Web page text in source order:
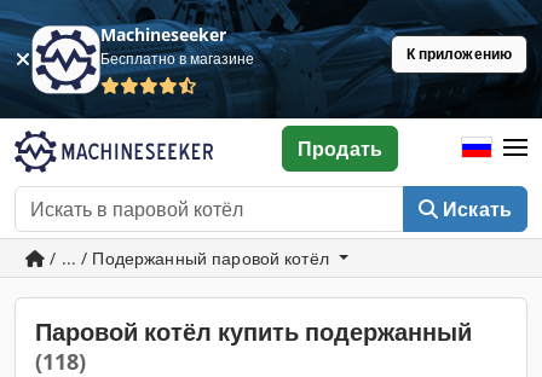
Machineseeker
Бесплатно в магазине К приложению
Искать
Продать
/ ... / Подержанный паровой котёл
Паровой котёл купить подержанный
(118)